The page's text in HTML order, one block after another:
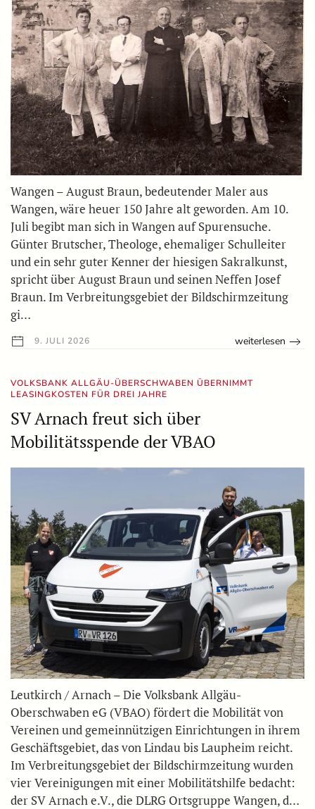
Wangen – August Braun, bedeutender Maler aus
Wangen, wäre heuer 150 Jahre alt geworden. Am 10.
Juli begibt man sich in Wangen auf Spurensuche.
Günter Brutscher, Theologe, ehemaliger Schulleiter
und ein sehr guter Kenner der hiesigen Sakralkunst,
spricht über August Braun und seinen Neffen Josef
Braun. Im Verbreitungsgebiet der Bildschirmzeitung
gi…
9. JULI 2026 weiterlesen
VOLKSBANK ALLGÄU-ÜBERSCHWABEN ÜBERNIMMT
LEASINGKOSTEN FÜR DREI JAHRE
SV Arnach freut sich über
Mobilitätsspende der VBAO
Leutkirch / Arnach – Die Volksbank Allgäu-
Oberschwaben eG (VBAO) fördert die Mobilität von
Vereinen und gemeinnützigen Einrichtungen in ihrem
Geschäftsgebiet, das von Lindau bis Laupheim reicht.
Im Verbreitungsgebiet der Bildschirmzeitung wurden
vier Vereinigungen mit einer Mobilitätshilfe bedacht:
der SV Arnach e.V., die DLRG Ortsgruppe Wangen, d…